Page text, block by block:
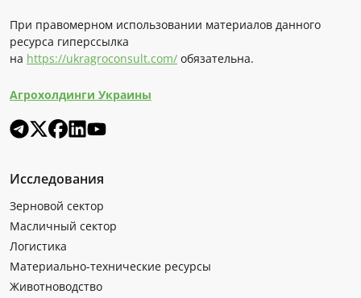
При правомерном использовании материалов данного
ресурса гиперссылка
на https://ukragroconsult.com/ обязательна.
Агрохолдинги Украины
Исследования
Зерновой сектор
Масличный сектор
Логистика
Материально-технические ресурсы
Животноводство